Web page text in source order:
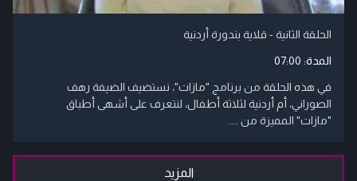
الحلقة الثانية - قلاية بندورة أردنية
المدة: 07:00
في هذه الحلقة من برنامج "مازات"، نستضيف الضيفة رهف
الصوراني، أم أردنية لثلاثة أطفال، لنتعرف على أشهى أطباق
"مازات" المميزة من ....
المزيد